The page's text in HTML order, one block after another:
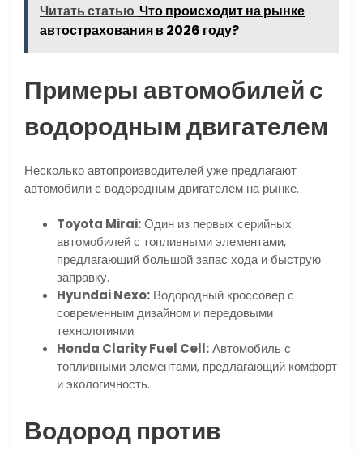
Читать статью Что происходит на рынке
автострахования в 2026 году?
Примеры автомобилей с
водородным двигателем
Несколько автопроизводителей уже предлагают
автомобили с водородным двигателем на рынке.
Toyota Mirai:Один из первых серийных
автомобилей с топливными элементами,
предлагающий большой запас хода и быструю
заправку.
Hyundai Nexo: Водородный кроссовер с
современным дизайном и передовыми
технологиями.
Honda Clarity Fuel Cell:Автомобиль с
топливными элементами, предлагающий комфорт
и экологичность.
Водород против